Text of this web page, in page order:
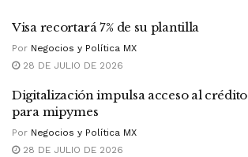
Visa recortará 7% de su plantilla
Por Negocios y Política MX
28 DE JULIO DE 2026
Digitalización impulsa acceso al crédito
para mipymes
Por Negocios y Política MX
28 DE JULIO DE 2026